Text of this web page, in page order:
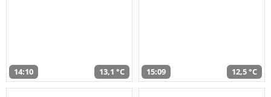
14:10 13,1 °C 15:09 12,5 °C